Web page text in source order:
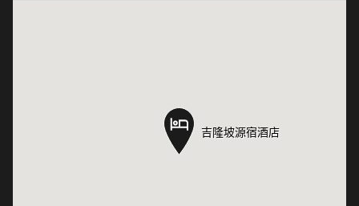
吉隆坡源宿酒店
吉隆坡源宿酒店